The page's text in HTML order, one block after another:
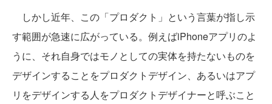
しかし近年、この「プロダクト」という言葉が指し示
す範囲が急速に広がっている。例えばiPhoneアプリのよ
うに、それ自身ではモノとしての実体を持たないものを
デザインすることをプロダクトデザイン、あるいはアプ
リをデザインする人をプロダクトデザイナーと呼ぶこと